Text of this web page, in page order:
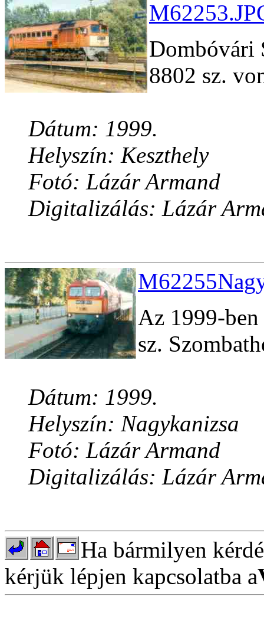
Dombóvári
8802 sz.
Dátum: 1999.
Helyszín: Keszthely
Fotó: Lázár Armand
Digitalizálás: Lázár
Az 1999-
sz.
Dátum: 1999.
Helyszín: Nagykanizsa
Fotó: Lázár Armand
Digitalizálás: Lázár
Ha bármilyen
kérjük lépjen kapcsolatba a